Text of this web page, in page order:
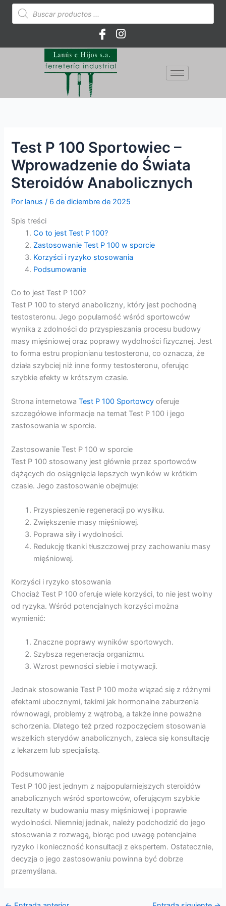
Búsqueda
de
productos
Test P 100 Sportowiec –
Wprowadzenie do Świata
Steroidów Anabolicznych
Por lanus/ 6 de diciembre de 2025
Spis treści
Co to jest Test P 100?
Zastosowanie Test P 100 w sporcie
Korzyści i ryzyko stosowania
Podsumowanie
Co to jest Test P 100?
Test P 100 to steryd anaboliczny, który jest pochodną
testosteronu. Jego popularność wśród sportowców
wynika z zdolności do przyspieszania procesu budowy
masy mięśniowej oraz poprawy wydolności fizycznej. Jest
to forma estru propionianu testosteronu, co oznacza, że
działa szybciej niż inne formy testosteronu, oferując
szybkie efekty w krótszym czasie.
Strona internetowaTest P 100 Sportowcy oferuje
szczegółowe informacje na temat Test P 100 i jego
zastosowania w sporcie.
Zastosowanie Test P 100 w sporcie
Test P 100 stosowany jest głównie przez sportowców
dążących do osiągnięcia lepszych wyników w krótkim
czasie. Jego zastosowanie obejmuje:
Przyspieszenie regeneracji po wysiłku.
Zwiększenie masy mięśniowej.
Poprawa siły i wydolności.
Redukcję tkanki tłuszczowej przy zachowaniu masy
mięśniowej.
Korzyści i ryzyko stosowania
Chociaż Test P 100 oferuje wiele korzyści, to nie jest wolny
od ryzyka. Wśród potencjalnych korzyści można
wymienić:
Znaczne poprawy wyników sportowych.
Szybsza regeneracja organizmu.
Wzrost pewności siebie i motywacji.
Jednak stosowanie Test P 100 może wiązać się z różnymi
efektami ubocznymi, takimi jak hormonalne zaburzenia
równowagi, problemy z wątrobą, a także inne poważne
schorzenia. Dlatego też przed rozpoczęciem stosowania
wszelkich sterydów anabolicznych, zaleca się konsultację
z lekarzem lub specjalistą.
Podsumowanie
Test P 100 jest jednym z najpopularniejszych steroidów
anabolicznych wśród sportowców, oferującym szybkie
rezultaty w budowaniu masy mięśniowej i poprawie
wydolności. Niemniej jednak, należy podchodzić do jego
stosowania z rozwagą, biorąc pod uwagę potencjalne
ryzyko i konieczność konsultacji z ekspertem. Ostatecznie,
decyzja o jego zastosowaniu powinna być dobrze
przemyślana.